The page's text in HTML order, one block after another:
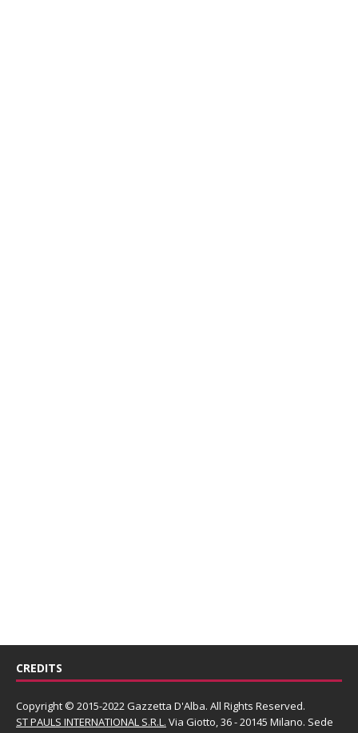
CREDITS
Copyright © 2015-2022 Gazzetta D'Alba. All Rights Reserved.
ST PAULS INTERNATIONAL S.R.L. Via Giotto, 36 - 20145 Milano. Sede